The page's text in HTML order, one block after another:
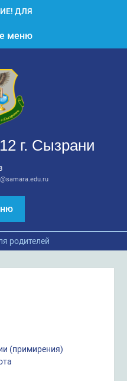
Летний
ДЛЯ
ШКОЛЫ!
меню
г. Сызрани
родителей
(примирения)